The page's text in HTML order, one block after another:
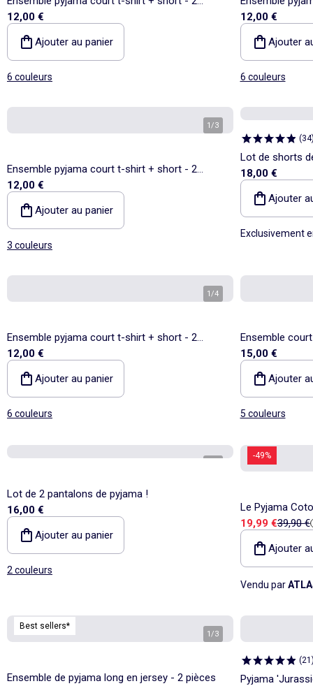
pièces
12,00 €
Ajouter au panier
6 couleurs
pièces
12,00 €
Ajouter
6 couleurs
1/3
Ensemble pyjama court t-shirt + short - 2
pièces
12,00 €
Ajouter au panier
3 couleurs
(34
Lot de shorts
18,00 €
Ajouter
Exclusivement
1/4
Ensemble pyjama court t-shirt + short - 2
pièces
12,00 €
Ajouter au panier
6 couleurs
Ensemble
pièces
15,00 €
Ajouter
5 couleurs
Lot de 2 pantalons de pyjama !
16,00 €
Ajouter au panier
2 couleurs
-49%
Le Pyjama Coton
MEN
Prix de vente
19,99 €Prix de
39,90 €
Ajouter
Vendu par
Best sellers*
1/3
Ensemble de pyjama long en jersey - 2 pièces
(21
Pyjama